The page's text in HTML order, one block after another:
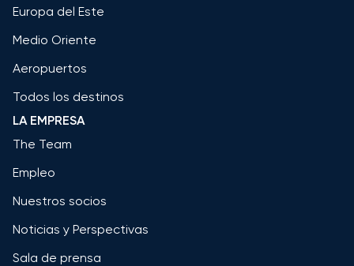
Europa del Este
Medio Oriente
Aeropuertos
Todos los destinos
LA EMPRESA
The Team
Empleo
Nuestros socios
Noticias y Perspectivas
Sala de prensa